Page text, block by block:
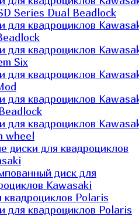
Series Dual Beadlock
для квадроциклов
для квадроциклов
Six
для квадроциклов
для квадроциклов
для квадроциклов
wheel
диски для квадроциклов
диск для
Kawasaki​
квадроциклов Polaris
для квадроциклов Polaris